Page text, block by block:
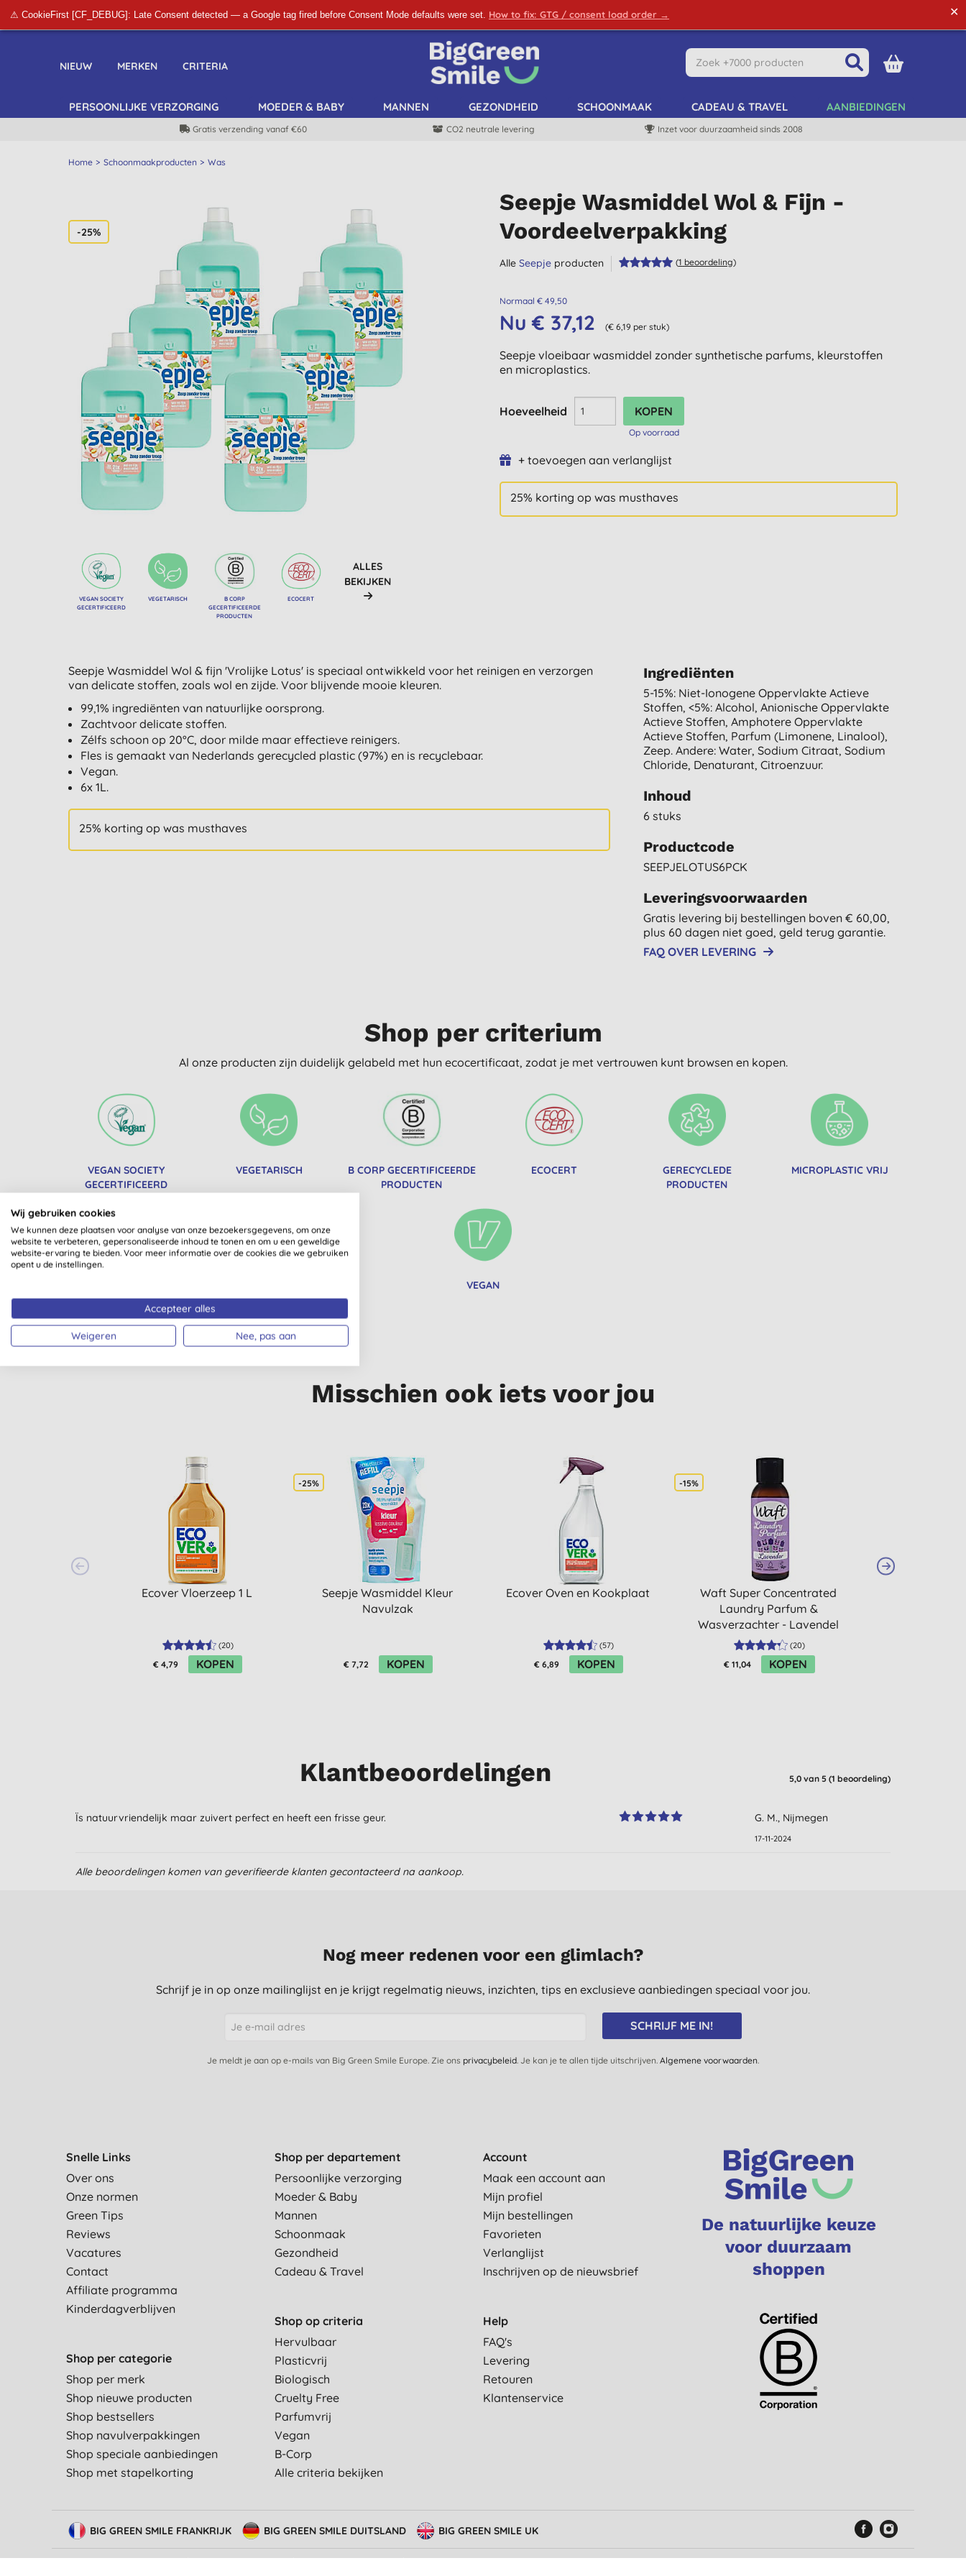
⚠ CookieFirst [CF_DEBUG]: Late Consent detected — a Google tag fired before Consent Mode defaults were set. How to fix: GTG / consent load order → ✕
SCHRIJF ME IN!
NIEUW MERKEN CRITERIA
PERSOONLIJKE VERZORGING MOEDER & BABY MANNEN GEZONDHEID SCHOONMAAK CADEAU & TRAVEL AANBIEDINGEN
Gratis verzending vanaf €60 CO2 neutrale levering Inzet voor duurzaamheid sinds 2008
Home Schoonmaakproducten Was
-25%
VEGAN SOCIETY
GECERTIFICEERD
VEGETARISCH
B CORP
GECERTIFICEERDE
PRODUCTEN
ECOCERT
ALLES
BEKIJKEN
Seepje Wasmiddel Wol & Fijn -
Voordeelverpakking
AlleSeepje producten (1 beoordeling)
Normaal € 49,50
Nu € 37,12 (€ 6,19 per stuk)
Seepje vloeibaar wasmiddel zonder synthetische parfums, kleurstoffen
en microplastics.
Hoeveelheid
Op voorraad
+ toevoegen aan verlanglijst
25% korting op was musthaves
Seepje Wasmiddel Wol & fijn 'Vrolijke Lotus' is speciaal ontwikkeld voor het reinigen en verzorgen
van delicate stoffen, zoals wol en zijde. Voor blijvende mooie kleuren.
99,1% ingrediënten van natuurlijke oorsprong.
Zachtvoor delicate stoffen.
Zélfs schoon op 20°C, door milde maar effectieve reinigers.
Fles is gemaakt van Nederlands gerecycled plastic (97%) en is recyclebaar.
Vegan.
6x 1L.
25% korting op was musthaves
Ingrediënten
5-15%: Niet-Ionogene Oppervlakte Actieve
Stoffen, <5%: Alcohol, Anionische Oppervlakte
Actieve Stoffen, Amphotere Oppervlakte
Actieve Stoffen, Parfum (limonene, Linalool),
Zeep. Andere: Water, Sodium Citraat, Sodium
Chloride, Denaturant, Citroenzuur.
Inhoud
6 stuks
Productcode
SEEPJELOTUS6PCK
Leveringsvoorwaarden
Gratis levering bij bestellingen boven € 60,00,
plus 60 dagen niet goed, geld terug garantie.
FAQ OVER LEVERING
Shop per criterium
Al onze producten zijn duidelijk gelabeld met hun ecocertificaat, zodat je met vertrouwen kunt browsen en kopen.
VEGAN SOCIETY
GECERTIFICEERD
VEGETARISCH
B CORP GECERTIFICEERDE
PRODUCTEN
ECOCERT
GERECYCLEDE
PRODUCTEN
MICROPLASTIC VRIJ
VEGAN
Misschien ook iets voor jou
Ecover Vloerzeep 1 L
(20)
€ 4,79 KOPEN
-25%
Seepje Wasmiddel Kleur
Navulzak
€ 7,72 KOPEN
Ecover Oven en Kookplaat
(57)
€ 6,89 KOPEN
-15%
Waft Super Concentrated
Laundry Parfum &
Wasverzachter - Lavendel
50ml
(20)
€ 11,04 KOPEN
Klantbeoordelingen 5,0 van 5 (1 beoordeling)
Ïs natuurvriendelijk maar zuivert perfect en heeft een frisse geur. G. M., Nijmegen
17-11-2024
Alle beoordelingen komen van geverifieerde klanten gecontacteerd na aankoop.
Nog meer redenen voor een glimlach?
Schrijf je in op onze mailinglijst en je krijgt regelmatig nieuws, inzichten, tips en exclusieve aanbiedingen speciaal voor jou.
SCHRIJF ME IN!
Je meldt je aan op e-mails van Big Green Smile Europe. Zie ons privacybeleid. Je kan je te allen tijde uitschrijven. Algemene voorwaarden.
Snelle Links
Over ons
Onze normen
Green Tips
Reviews
Vacatures
Contact
Affiliate programma
Kinderdagverblijven
Shop per categorie
Shop per merk
Shop nieuwe producten
Shop bestsellers
Shop navulverpakkingen
Shop speciale aanbiedingen
Shop met stapelkorting
Shop per departement
Persoonlijke verzorging
Moeder & Baby
Mannen
Schoonmaak
Gezondheid
Cadeau & Travel
Shop op criteria
Hervulbaar
Plasticvrij
Biologisch
Cruelty Free
Parfumvrij
Vegan
B-Corp
Alle criteria bekijken
Account
Maak een account aan
Mijn profiel
Mijn bestellingen
Favorieten
Verlanglijst
Inschrijven op de nieuwsbrief
Help
FAQ's
Levering
Retouren
Klantenservice
De natuurlijke keuze
voor duurzaam
shoppen
BIG GREEN SMILE FRANKRIJK BIG GREEN SMILE DUITSLAND BIG GREEN SMILE UK
Wij gebruiken cookies
We kunnen deze plaatsen voor analyse van onze bezoekersgegevens, om onze
website te verbeteren, gepersonaliseerde inhoud te tonen en om u een geweldige
website-ervaring te bieden. Voor meer informatie over de cookies die we gebruiken
opent u de instellingen.
Accepteer alles
Weigeren Nee, pas aan